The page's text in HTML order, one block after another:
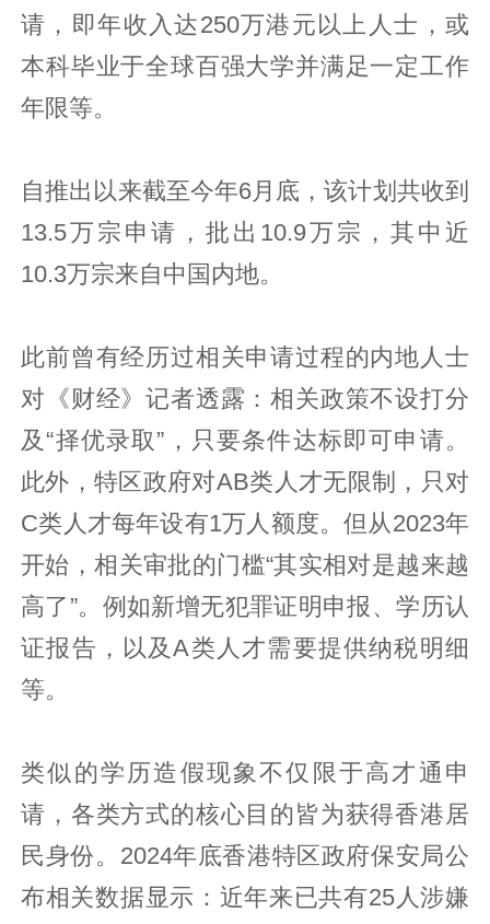
请，即年收入达250万港元以上人士，或
本科毕业于全球百强大学并满足一定工作
年限等。
自推出以来截至今年6月底，该计划共收到
13.5万宗申请，批出10.9万宗，其中近
10.3万宗来自中国内地。
此前曾有经历过相关申请过程的内地人士
对《财经》记者透露：相关政策不设打分
及“择优录取”，只要条件达标即可申请。
此外，特区政府对AB类人才无限制，只对
C类人才每年设有1万人额度。但从2023年
开始，相关审批的门槛“其实相对是越来越
高了”。例如新增无犯罪证明申报、学历认
证报告，以及A类人才需要提供纳税明细
等。
类似的学历造假现象不仅限于高才通申
请，各类方式的核心目的皆为获得香港居
民身份。2024年底香港特区政府保安局公
布相关数据显示：近年来已共有25人涉嫌